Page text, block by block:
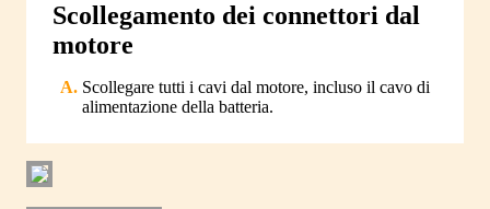
Scollegamento dei connettori dal
motore
Scollegare tutti i cavi dal motore, incluso il cavo di
alimentazione della batteria.